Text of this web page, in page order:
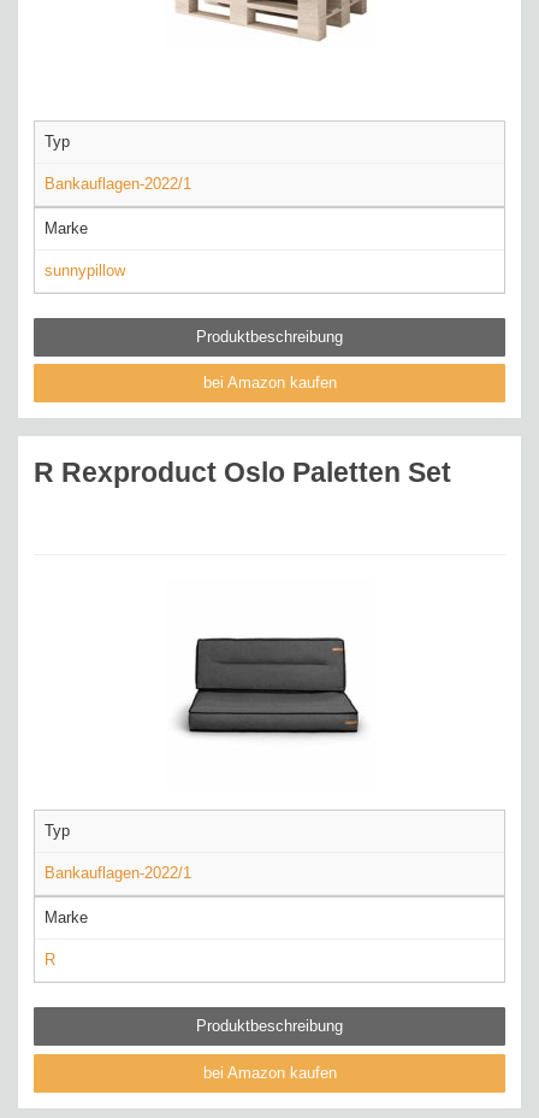
Typ
Bankauflagen-2022/1
Marke
sunnypillow
Produktbeschreibung
bei Amazon kaufen
R Rexproduct Oslo Paletten Set
Typ
Bankauflagen-2022/1
Marke
R
Produktbeschreibung
bei Amazon kaufen